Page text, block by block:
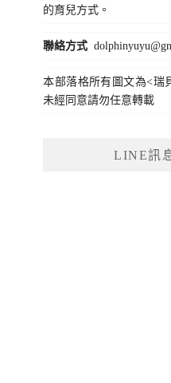
的育兒方式。
聯絡方式
本部落格所有圖文為<瑞
未經同意請勿任意轉載
LINE訊